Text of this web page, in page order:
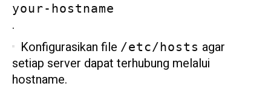
your-hostname
.
Konfigurasikan file /etc/hosts agar
setiap server dapat terhubung melalui
hostname.